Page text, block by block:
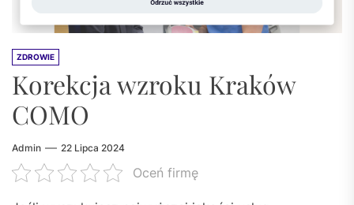
ZDROWIE
Korekcja wzroku Kraków
COMO
Admin 22 Lipca 2024
Oceń firmę